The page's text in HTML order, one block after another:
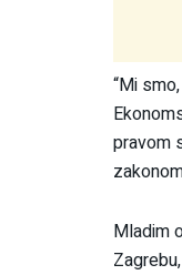
“Mi
pravom
Mladim